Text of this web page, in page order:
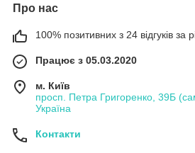
Про нас
100% позитивних з 24 відгуків за
Працює з 05.03.2020
м. Київ
просп. Петра Григоренко, 39Б
Україна
Контакти